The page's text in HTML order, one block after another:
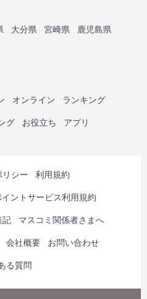
大分県 宮崎県
鹿児島県
オンライン ランキング
グ お役立ち アプリ
リシー 利用規約
ントサービス利用規約
記 マスコミ関係者さまへ
会社概要 お問い合わせ
る質問